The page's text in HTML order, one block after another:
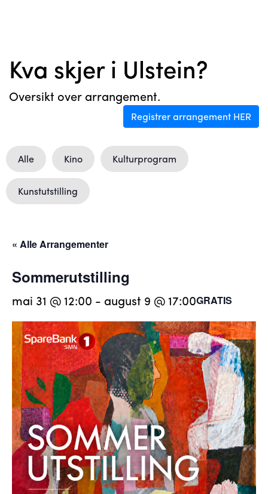
Kva skjer i Ulstein?
Oversikt over arrangement.
Registrer arrangement HER
Alle Kino Kulturprogram
Kunstutstilling
« Alle Arrangementer
Sommerutstilling
mai 31 @ 12:00 - august 9 @ 17:00GRATIS